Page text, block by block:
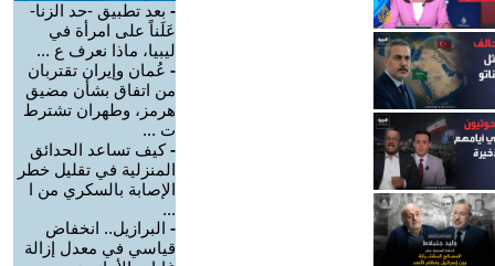
- بعد تطبيق -حد الزنا-
عَلَناً على امرأة في
ليبيا، ماذا نعرف ع ...
- عُمان وإيران تقتربان
من اتفاق بشأن مضيق
هرمز، وطهران تشترط
ت ...
-كيف تساعد الحدائق
المنزلية في تقليل خطر
الإصابة بالسكري من ا
...
- البرازيل.. انخفاض
قياسي في معدل إزالة